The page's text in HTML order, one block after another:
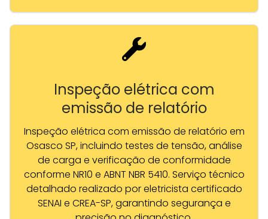
Inspeção elétrica com
emissão de relatório
Inspeção elétrica com emissão de relatório em
Osasco SP, incluindo testes de tensão, análise
de carga e verificação de conformidade
conforme NR10 e ABNT NBR 5410. Serviço técnico
detalhado realizado por eletricista certificado
SENAI e CREA-SP, garantindo segurança e